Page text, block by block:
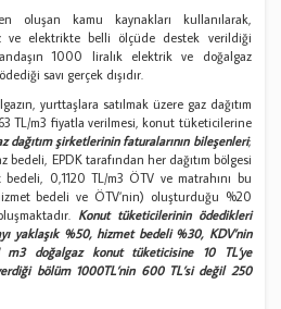
oluşan kamu kaynakları kullanılarak,
ve elektrikte belli ölçüde destek verildiği
1000 liralık elektrik ve doğalgaz
savı gerçek dışıdır.
yurttaşlara satılmak üzere gaz dağıtım
TL/m3 fiyatla verilmesi, konut tüketicilerine
dağıtım şirketlerinin faturalarının bileşenleri;
bedeli, EPDK tarafından her dağıtım bölgesi
0,1120 TL/m3 ÖTV ve matrahını bu
bedeli ve ÖTV’nin) oluşturduğu %20
Konut tüketicilerinin ödedikleri
yaklaşık %50, hizmet bedeli %30, KDV’nin
doğalgaz konut tüketicisine 10 TL’ye
bölüm 1000TL’nin 600 TL’si değil 250